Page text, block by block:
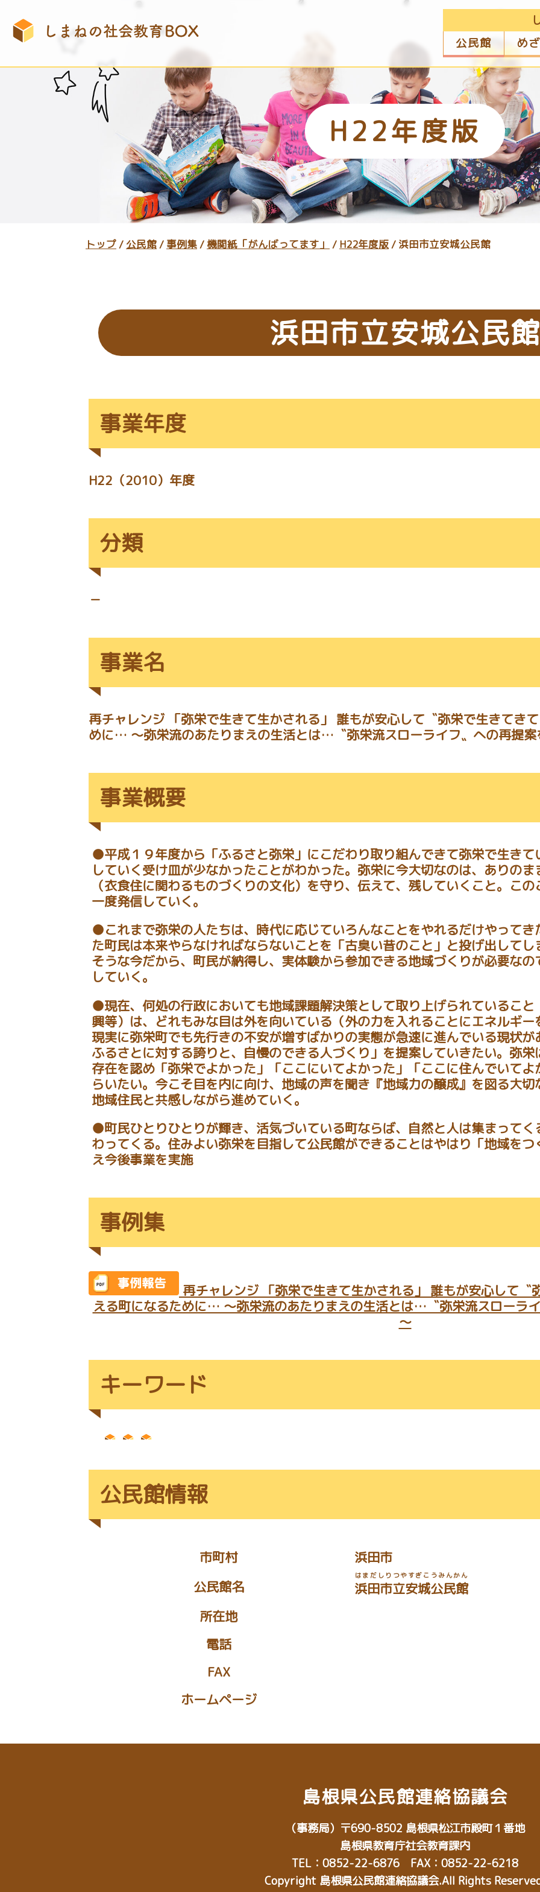
公民館
め
H22年度版
現
置：
トップ / 公民館 / 事例集 / 機関紙「がんばってます」 / H22年度版 / 浜田市立安城公民館
浜田市立安城公民館
事業年度
H22（2010）年度
分類
－
事業名
再チャレンジ 「弥栄で生きて生かされる」 誰もが安心して〝弥栄で生きてき
めに… ～弥栄流のあたりまえの生活とは…〝弥栄流スローライフ〟への再提案
事業概要
●平成１９年度から「ふるさと弥栄」にこだわり取り組んできて弥栄で生き
していく受け皿が少なかったことがわかった。弥栄に今大切なのは、ありの
（衣食住に関わるものづくりの文化）を守り、伝えて、残していくこと。こ
一度発信していく。
●これまで弥栄の人たちは、時代に応じていろんなことをやれるだけやって
た町民は本来やらなければならないことを「古臭い昔のこと」と投げ出して
そうな今だから、町民が納得し、実体験から参加できる地域づくりが必要な
していく。
●現在、何処の行政においても地域課題解決策として取り上げられているこ
興等）は、どれもみな目は外を向いている（外の力を入れることにエネルギ
現実に弥栄町でも先行きの不安が増すばかりの実態が急速に進んでいる現状
ふるさとに対する誇りと、自慢のできる人づくり」を提案していきたい。弥
存在を認め「弥栄でよかった」「ここにいてよかった」「ここに住んでいて
らいたい。今こそ目を内に向け、地域の声を聞き『地域力の醸成』を図る大
地域住民と共感しながら進めていく。
●町民ひとりひとりが輝き、活気づいている町ならば、自然と人は集まって
わってくる。住みよい弥栄を目指して公民館ができることはやはり「地域を
え今後事業を実施
事例集
再チャレンジ 「弥栄で生きて生かされる」 誰もが安心して〝
える町になるために… ～弥栄流のあたりまえの生活とは…〝弥栄流スローラ
～
キーワード
公民館情報
市町村
浜田市
公民館名
浜田市立安城公民館
はまだしりつやすぎこうみんかん
所在地
電話
FAX
ホームページ
島根県公民館連絡協議会
（事務局） 〒690-8502 島根県松江市殿町１番地
島根県教育庁社会教育課内
TEL：0852-22-6876 FAX：0852-22-6218
Copyright 島根県公民館連絡協議会.All Rights